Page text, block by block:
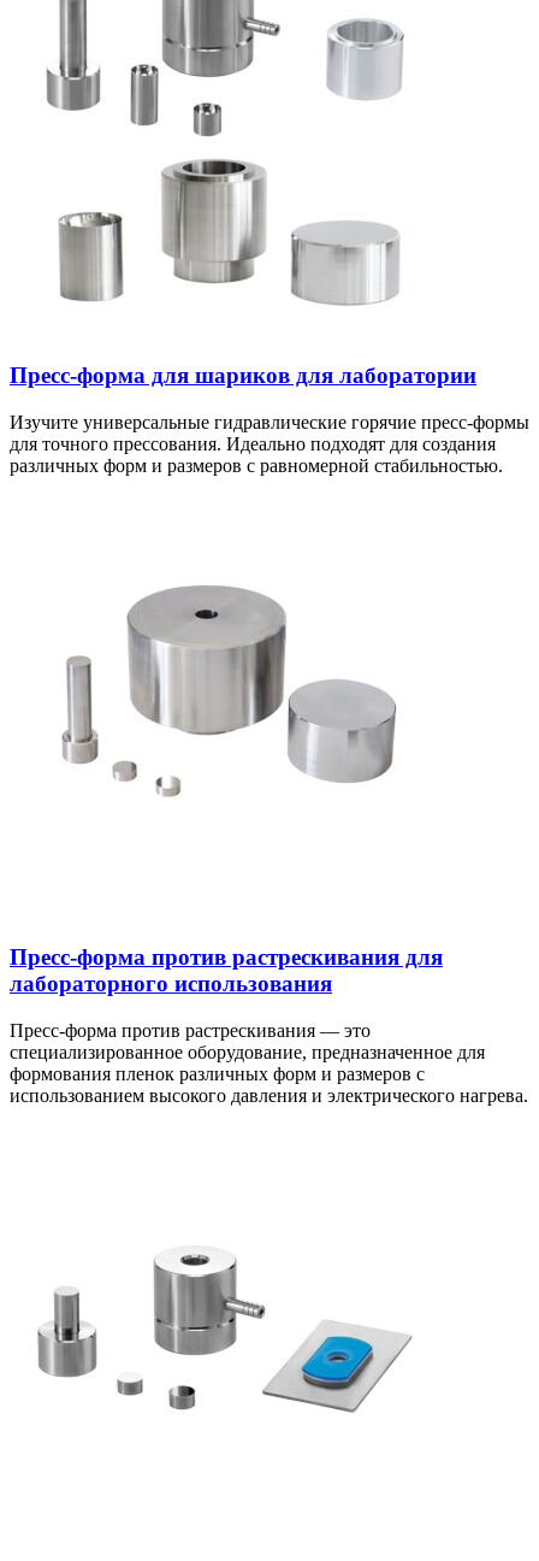
Пресс-форма для шариков для лаборатории
Изучите универсальные гидравлические горячие пресс-формы
для точного прессования. Идеально подходят для создания
различных форм и размеров с равномерной стабильностью.
Пресс-форма против растрескивания для
лабораторного использования
Пресс-форма против растрескивания — это
специализированное оборудование, предназначенное для
формования пленок различных форм и размеров с
использованием высокого давления и электрического нагрева.